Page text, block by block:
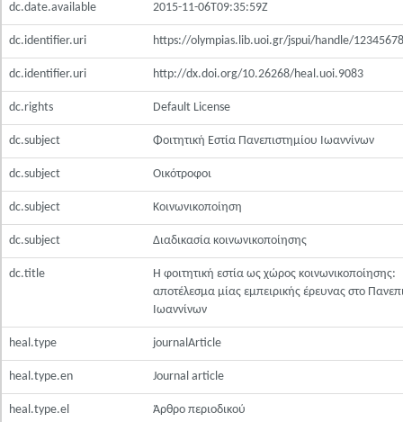
dc.date.available 2015-11-06T09:35:59Z
dc.identifier.uri https://olympias.lib.uoi.gr/jspui/handle/
dc.identifier.uri http://dx.doi.org/10.26268/heal.uoi.9083
dc.rights Default License
dc.subject Φοιτητική Εστία Πανεπιστημίου Ιωαννίνων
dc.subject Οικότροφοι
dc.subject Κοινωνικοποίηση
dc.subject Διαδικασία κοινωνικοποίησης
dc.title
Η φοιτητική εστία ως χώρος κοινωνικοποίησης:
αποτέλεσμα μίας εμπειρικής έρευνας στο
Ιωαννίνων
heal.type journalArticle
heal.type.en Journal article
heal.type.el Άρθρο περιοδικού